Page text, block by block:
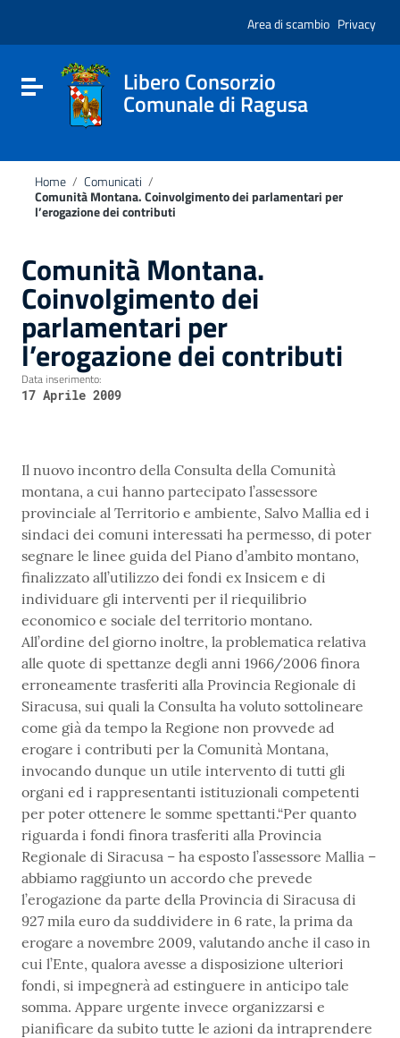
sito
include
Vai al footer
Area di scambio Privacy
Attiva / disattiva la navigazione
Libero Consorzio
Comunale di Ragusa
Home / Comunicati /
Comunità Montana. Coinvolgimento dei parlamentari per
l’erogazione dei contributi
Comunità Montana.
Coinvolgimento dei
parlamentari per
l’erogazione dei contributi
Data inserimento:
17 Aprile 2009
Il nuovo incontro della Consulta della Comunità
montana, a cui hanno partecipato l’assessore
provinciale al Territorio e ambiente, Salvo Mallia ed i
sindaci dei comuni interessati ha permesso, di poter
segnare le linee guida del Piano d’ambito montano,
finalizzato all’utilizzo dei fondi ex Insicem e di
individuare gli interventi per il riequilibrio
economico e sociale del territorio montano.
All’ordine del giorno inoltre, la problematica relativa
alle quote di spettanze degli anni 1966/2006 finora
erroneamente trasferiti alla Provincia Regionale di
Siracusa, sui quali la Consulta ha voluto sottolineare
come già da tempo la Regione non provvede ad
erogare i contributi per la Comunità Montana,
invocando dunque un utile intervento di tutti gli
organi ed i rappresentanti istituzionali competenti
per poter ottenere le somme spettanti.“Per quanto
riguarda i fondi finora trasferiti alla Provincia
Regionale di Siracusa – ha esposto l’assessore Mallia –
abbiamo raggiunto un accordo che prevede
l’erogazione da parte della Provincia di Siracusa di
927 mila euro da suddividere in 6 rate, la prima da
erogare a novembre 2009, valutando anche il caso in
cui l’Ente, qualora avesse a disposizione ulteriori
fondi, si impegnerà ad estinguere in anticipo tale
somma. Appare urgente invece organizzarsi e
pianificare da subito tutte le azioni da intraprendere